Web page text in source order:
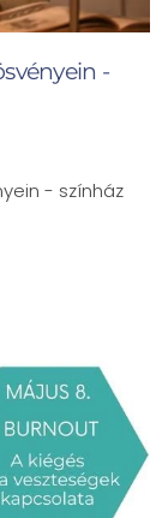
-
- színház